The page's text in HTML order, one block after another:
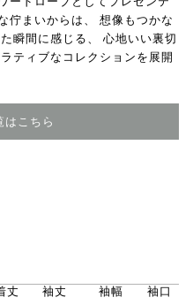
佇まいからは、 想像もつかな
瞬間に感じる、 心地いい裏切
ティブなコレクションを展開
こちら
丈 袖丈 袖幅 袖口